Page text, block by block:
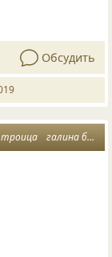
Обсудить
троица галина борисенко